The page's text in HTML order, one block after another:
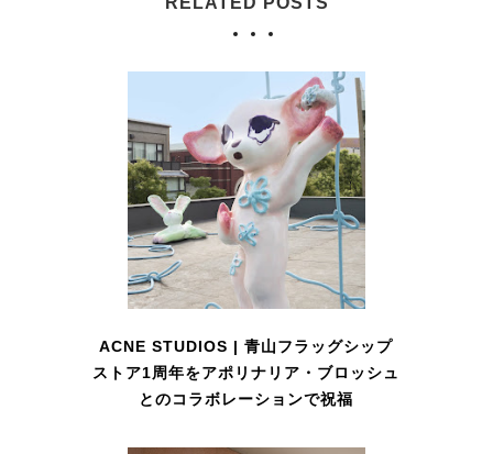
ACNE STUDIOS | 青山フラッグシップ
ストア1周年をアポリナリア・ブロッシュ
とのコラボレーションで祝福